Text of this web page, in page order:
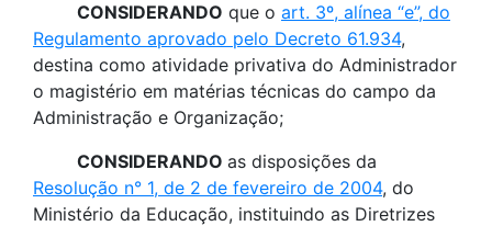
CONSIDERANDO que o art. 3º, alínea “e”, do
Regulamento aprovado pelo Decreto 61.934,
destina como atividade privativa do Administrador
o magistério em matérias técnicas do campo da
Administração e Organização;
CONSIDERANDO as disposições da
Resolução n° 1, de 2 de fevereiro de 2004, do
Ministério da Educação, instituindo as Diretrizes